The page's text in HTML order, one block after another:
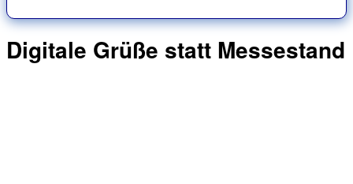
Digitale Grüße statt Messestand